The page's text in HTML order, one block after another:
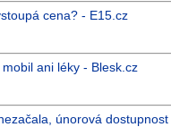
cena? - E15.cz
ani léky - Blesk.cz
únorová